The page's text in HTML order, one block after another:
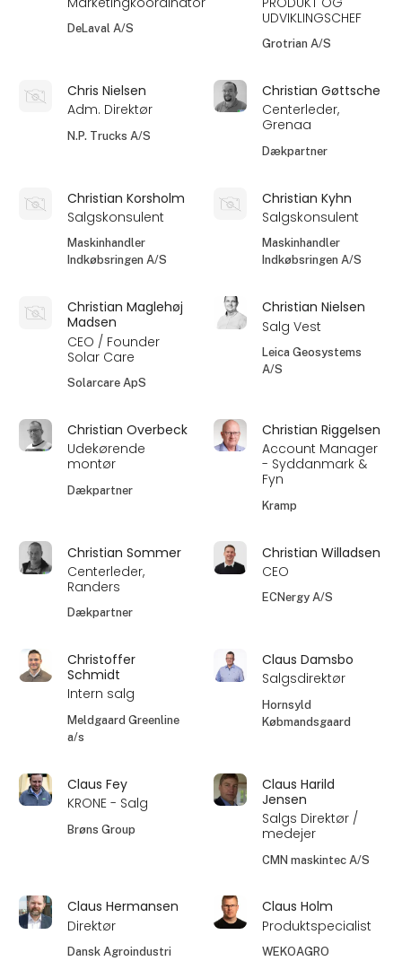
DeLaval A/S
UDVIKLINGSCHEF
Grotrian A/S
Chris Nielsen
Adm. Direktør
N.P. Trucks A/S
Christian Gøttsche
Centerleder,
Grenaa
Dækpartner
Christian Korsholm
Salgskonsulent
Maskinhandler
Indkøbsringen A/S
Christian Kyhn
Salgskonsulent
Maskinhandler
Indkøbsringen A/S
Christian Maglehøj
Madsen
CEO / Founder
Solar Care
Solarcare ApS
Christian Nielsen
Salg Vest
Leica Geosystems
A/S
Christian Overbeck
Udekørende
montør
Dækpartner
Christian Riggelsen
Account Manager
- Syddanmark &
Fyn
Kramp
Christian Sommer
Centerleder,
Randers
Dækpartner
Christian Willadsen
CEO
ECNergy A/S
Christoffer
Schmidt
Intern salg
Meldgaard Greenline
a/s
Claus Damsbo
Salgsdirektør
Hornsyld
Købmandsgaard
Claus Fey
KRONE - Salg
Brøns Group
Claus Harild
Jensen
Salgs Direktør /
medejer
CMN maskintec A/S
Claus Hermansen
Direktør
Dansk Agroindustri
Claus Holm
Produktspecialist
WEKOAGRO